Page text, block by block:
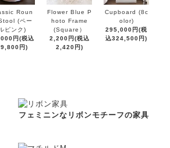
Roun
(ペー
ピンク)
円(税込
円)
Flower Blue P
hoto Frame
(Square）
2,200円(税込
2,420円)
Cupboard (8c
olor)
295,000円(税
込324,500円)
フェミニンなリボンモチーフの家具